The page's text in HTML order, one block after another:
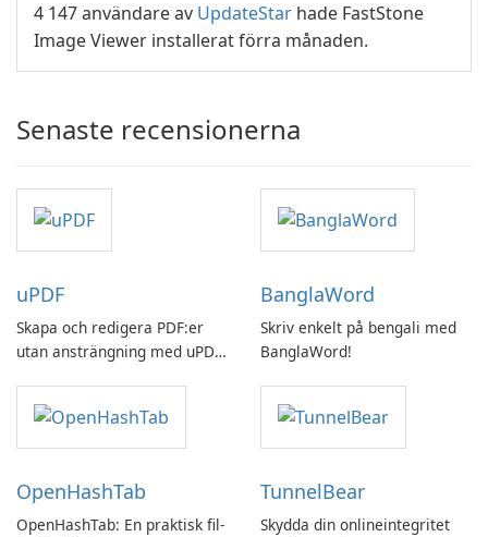
4 147 användare av UpdateStar hade FastStone
Image Viewer installerat förra månaden.
Senaste recensionerna
uPDF
Skapa och redigera PDF:er
utan ansträngning med uPDF
BanglaWord
Skriv enkelt på bengali med
BanglaWord!
OpenHashTab
OpenHashTab: En praktisk fil-
TunnelBear
Skydda din onlineintegritet